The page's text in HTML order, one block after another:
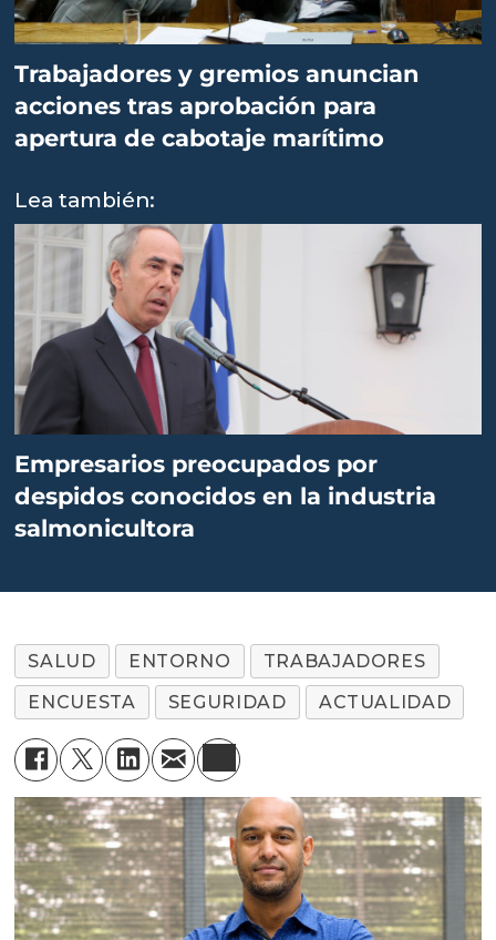
Trabajadores y gremios anuncian
acciones tras aprobación para
apertura de cabotaje marítimo
Lea también:
Empresarios preocupados por
despidos conocidos en la industria
salmonicultora
SALUD ENTORNO
TRABAJADORES
ENCUESTA
SEGURIDAD ACTUALIDAD